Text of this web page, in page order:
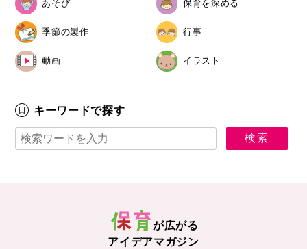
あそび 保育を深める
季節の製作 行事
動画 イラスト
キーワードで探す
が広がる
アイデアマガジン